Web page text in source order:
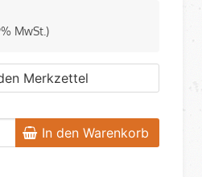
MwSt.)
Merkzettel
In den Warenkorb